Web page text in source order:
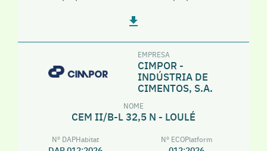
EMPRESA
CIMPOR -
INDÚSTRIA DE
CIMENTOS, S.A.
NOME
CEM II/B-L 32,5 N - LOULÉ
Nº DAPHabitat Nº ECOPlatform